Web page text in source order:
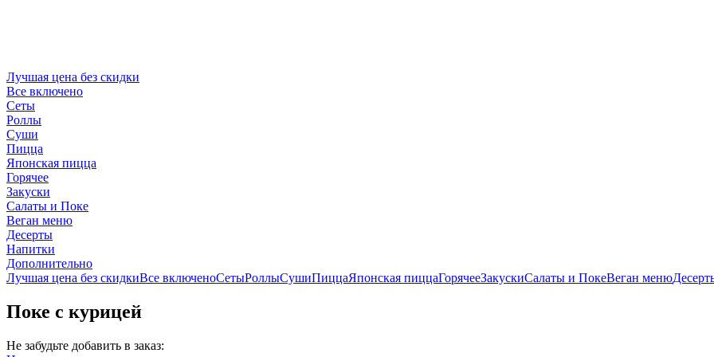
Лучшая цена без скидки
Все включено
Сеты
Роллы
Суши
Пицца
Японская пицца
Горячее
Закуски
Салаты и Поке
Веган меню
Десерты
Напитки
Дополнительно
Лучшая цена без скидкиВсе включеноСетыРоллыСушиПиццаЯпонская пиццаГорячееЗакускиСалаты и ПокеВеган меню
Поке с курицей
Не забудьте добавить в заказ: